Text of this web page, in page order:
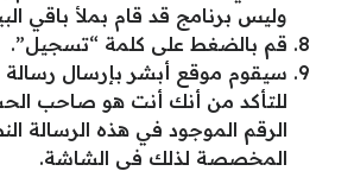
وليس برنامج قد قام بملأ باقي
قم بالضغط على كلمة “تسجيل”.
سيقوم موقع أبشر بإرسال
للتأكد من أنك أنت هو صاحب
الرقم الموجود في هذه الرسالة
المخصصة لذلك في الشاشة.